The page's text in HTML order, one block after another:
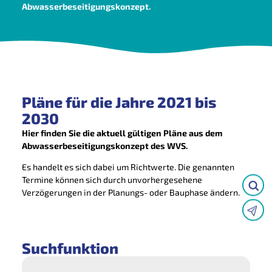
Abwasserbeseitigungskonzept.
Pläne für die Jahre 2021 bis
2030
Hier finden Sie die aktuell gültigen Pläne aus dem
Abwasserbeseitigungskonzept des WVS.
Es handelt es sich dabei um Richtwerte. Die genannten
Termine können sich durch unvorhergesehene
Verzögerungen in der Planungs- oder Bauphase ändern.
Suchfunktion